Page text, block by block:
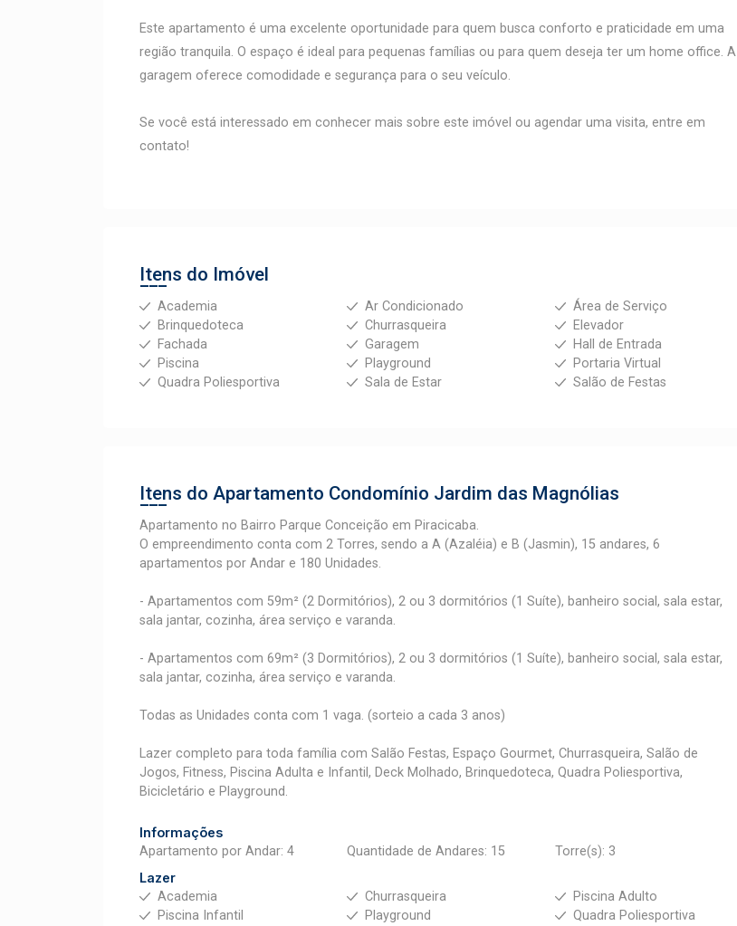
Este apartamento é uma excelente oportunidade para quem busca conforto e praticidade em uma
região tranquila. O espaço é ideal para pequenas famílias ou para quem deseja ter um home office. A
garagem oferece comodidade e segurança para o seu veículo.
Se você está interessado em conhecer mais sobre este imóvel ou agendar uma visita, entre em
contato!
Itens do Imóvel
Academia Ar Condicionado
Área de Serviço
Brinquedoteca
Churrasqueira
Elevador
Fachada
Garagem
Hall de Entrada
Piscina
Playground
Portaria Virtual
Quadra Poliesportiva
Sala de Estar Salão de Festas
Itens do Apartamento Condomínio Jardim das Magnólias
Apartamento no Bairro Parque Conceição em Piracicaba.
O empreendimento conta com 2 Torres, sendo a A (Azaléia) e B (Jasmin), 15 andares, 6
apartamentos por Andar e 180 Unidades.
- Apartamentos com 59m² (2 Dormitórios), 2 ou 3 dormitórios (1 Suíte), banheiro social, sala estar,
sala jantar, cozinha, área serviço e varanda.
- Apartamentos com 69m² (3 Dormitórios), 2 ou 3 dormitórios (1 Suíte), banheiro social, sala estar,
sala jantar, cozinha, área serviço e varanda.
Todas as Unidades conta com 1 vaga. (sorteio a cada 3 anos)
Lazer completo para toda família com Salão Festas, Espaço Gourmet, Churrasqueira, Salão de
Jogos, Fitness, Piscina Adulta e Infantil, Deck Molhado, Brinquedoteca, Quadra Poliesportiva,
Bicicletário e Playground.
Informações
Apartamento por Andar: 4
Quantidade de Andares: 15
Torre(s): 3
Lazer
Academia
Churrasqueira
Piscina Adulto
Piscina Infantil
Playground
Quadra Poliesportiva